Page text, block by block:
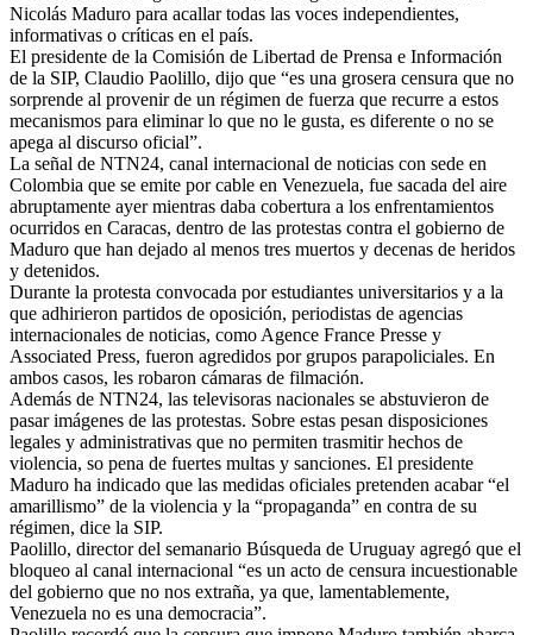
Nicolás Maduro para acallar todas las voces independientes,
informativas o críticas en el país.
El presidente de la Comisión de Libertad de Prensa e Información
de la SIP, Claudio Paolillo, dijo que “es una grosera censura que no
sorprende al provenir de un régimen de fuerza que recurre a estos
mecanismos para eliminar lo que no le gusta, es diferente o no se
apega al discurso oficial”.
La señal de NTN24, canal internacional de noticias con sede en
Colombia que se emite por cable en Venezuela, fue sacada del aire
abruptamente ayer mientras daba cobertura a los enfrentamientos
ocurridos en Caracas, dentro de las protestas contra el gobierno de
Maduro que han dejado al menos tres muertos y decenas de heridos
y detenidos.
Durante la protesta convocada por estudiantes universitarios y a la
que adhirieron partidos de oposición, periodistas de agencias
internacionales de noticias, como Agence France Presse y
Associated Press, fueron agredidos por grupos parapoliciales. En
ambos casos, les robaron cámaras de filmación.
Además de NTN24, las televisoras nacionales se abstuvieron de
pasar imágenes de las protestas. Sobre estas pesan disposiciones
legales y administrativas que no permiten trasmitir hechos de
violencia, so pena de fuertes multas y sanciones. El presidente
Maduro ha indicado que las medidas oficiales pretenden acabar “el
amarillismo” de la violencia y la “propaganda” en contra de su
régimen, dice la SIP.
Paolillo, director del semanario Búsqueda de Uruguay agregó que el
bloqueo al canal internacional “es un acto de censura incuestionable
del gobierno que no nos extraña, ya que, lamentablemente,
Venezuela no es una democracia”.